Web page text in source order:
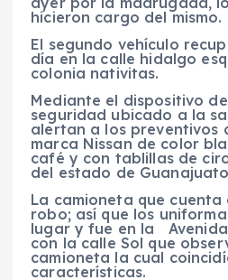
hicieron cargo del mismo.
El segundo vehículo
día en la calle hidalgo
colonia nativitas.
Mediante el dispositivo
seguridad ubicado a la
alertan a los preventivos
marca Nissan de color
café y con tablillas de
del estado de
La camioneta que
robo; así que los
lugar y fue en la
con la calle Sol que
camioneta la cual
características.